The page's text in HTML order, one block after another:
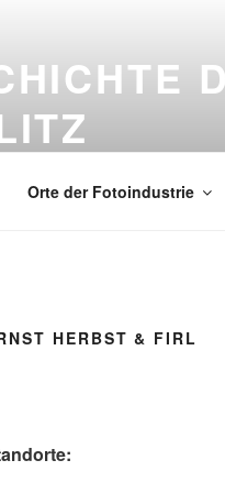
Orte der Fotoindustrie
HERBST & FIRL